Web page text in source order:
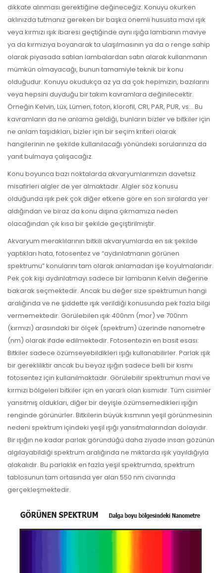
dikkate alınması gerektiğine değineceğiz. Konuyu okurken
aklınızda tutmanız gereken bir başka önemli hususta mavi ışık
veya kırmızı ışık ibaresi geçtiğinde aynı ışığa lambanın maviye
ya da kırmızıya boyanarak ta ulaşılmasının ya da o renge sahip
olarak piyasada satılan lambalardan satın alarak kullanmanın
mümkün olmayacağı, bunun tamamiyle teknik bir konu
olduğudur. Konuyu okudukça az ya da çok hepimizin, bazılarını
veya hepsini duyduğu bir takım kavramlara değinilecektir.
Örneğin Kelvin, Lüx, Lümen, foton, klorofil, CRI, PAR, PUR, vs… Bu
kavramların da ne anlama geldiği, bunların bizler ve bitkiler için
ne anlam taşıdıkları, bizler için bir seçim kriteri olarak
hangilerinin ne şekilde kullanılacağı yönündeki sorularınıza da
yanıt bulmaya çalışacağız.
Konu boyunca bazı noktalarda akvaryumlarımızın davetsiz
misafirleri algler de yer almaktadır. Algler söz konusu
olduğunda ışık pek çok diğer etkene göre en son sıralarda yer
aldığından ve biraz da konu dışına çıkmamıza neden
olacağından çık kısa bir şekilde geçiştirilmiştir.
Akvaryum meraklılarının bitkili akvaryumlarda en sık şekilde
yaptıkları hata, fotosentez ve “aydınlatmanın görünen
spektrumu” konularını tam olarak anlamadan işe koyulmalarıdır.
Pek çok kişi aydınlatmayı sadece bir lambanın Kelvin değerine
bakarak seçmektedir. Ancak bu değer size spektrumun hangi
aralığında ve ne şiddette ışık verildiği konusunda pek fazla bilgi
vermemektedir. Görülebilen ışık 400nm (mor) ve 700nm
(kırmızı) arasındaki bir ölçek (spektrum) üzerinde nanometre
(nm) olarak ifade edilmektedir. Fotosentezin en basit esası:
Bitkiler sadece özümseyebildikleri ışığı kullanabilirler. Parlak ışık
bir gerekliliktir ancak bu beyaz ışığın sadece belli bir kısmı
fotosentez için kullanılmaktadır. Görülebilir spektrumun mavi ve
kırmızı bölgeleri bitkiler için en yararlı olan kısmıdır. Tüm cisimler
yansıtmış oldukları, diğer bir deyişle özümsemedikleri ışığın
renginde görünürler. Bitkilerin büyük kısmının yeşil görünmesinin
nedeni spektrum içindeki yeşil ışığı yansıtmalarından dolayıdır.
Bir ışığın ne kadar parlak göründüğü daha ziyade insan gözünün
algılayabildiği spektrum aralığında ne miktarda ışık yayıldığıyla
alakalıdır. Bu parlaklık en fazla yeşil spektrumda, spektrum
tablosunun tam ortasında yer alan 550 nm civarında
gerçekleşmektedir.